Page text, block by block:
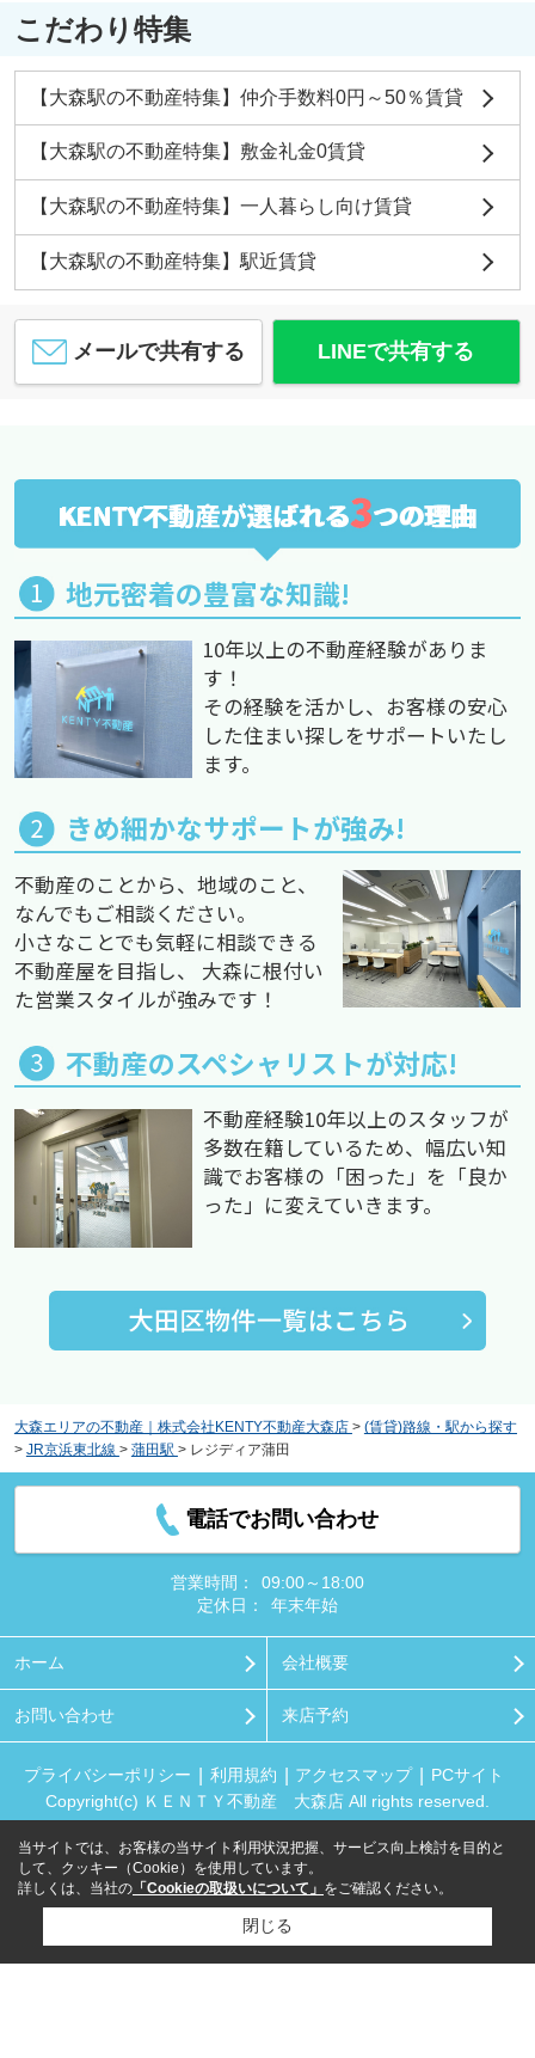
こだわり特集
【大森駅の不動産特集】仲介手数料0円～50％賃貸
【大森駅の不動産特集】敷金礼金0賃貸
【大森駅の不動産特集】一人暮らし向け賃貸
【大森駅の不動産特集】駅近賃貸
メールで共有する LINEで共有する
KENTY不動産が選ばれる3つの理由
地元密着の豊富な知識!
10年以上の不動産経験がありま
す！
その経験を活かし、お客様の安心
した住まい探しをサポートいたし
ます。
きめ細かなサポートが強み!
不動産のことから、地域のこと、
なんでもご相談ください。
小さなことでも気軽に相談できる
不動産屋を目指し、 大森に根付い
た営業スタイルが強みです！
不動産のスペシャリストが対応!
不動産経験10年以上のスタッフが
多数在籍しているため、幅広い知
識でお客様の「困った」を「良か
った」に変えていきます。
大森エリアの不動産｜株式会社KENTY不動産大森店 > (賃貸)路線・駅から探す
> JR京浜東北線 > 蒲田駅 > レジディア蒲田
電話でお問い合わせ
営業時間：
09:00～18:00
定休日：
年末年始
ホーム 会社概要
お問い合わせ 来店予約
プライバシーポリシー 利用規約 アクセスマップ
PCサイト
Copyright(c) ＫＥＮＴＹ不動産 大森店 All rights reserved.
当サイトでは、お客様の当サイト利用状況把握、サービス向上検討を目的と
して、クッキー（Cookie）を使用しています。
詳しくは、当社の 「Cookieの取扱いについて」 をご確認ください。
閉じる